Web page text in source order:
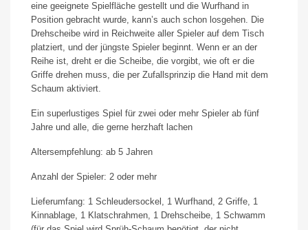
eine geeignete Spielfläche gestellt und die Wurfhand in
Position gebracht wurde, kann’s auch schon losgehen. Die
Drehscheibe wird in Reichweite aller Spieler auf dem Tisch
platziert, und der jüngste Spieler beginnt. Wenn er an der
Reihe ist, dreht er die Scheibe, die vorgibt, wie oft er die
Griffe drehen muss, die per Zufallsprinzip die Hand mit dem
Schaum aktiviert.
Ein superlustiges Spiel für zwei oder mehr Spieler ab fünf
Jahre und alle, die gerne herzhaft lachen
Altersempfehlung: ab 5 Jahren
Anzahl der Spieler: 2 oder mehr
Lieferumfang: 1 Schleudersockel, 1 Wurfhand, 2 Griffe, 1
Kinnablage, 1 Klatschrahmen, 1 Drehscheibe, 1 Schwamm